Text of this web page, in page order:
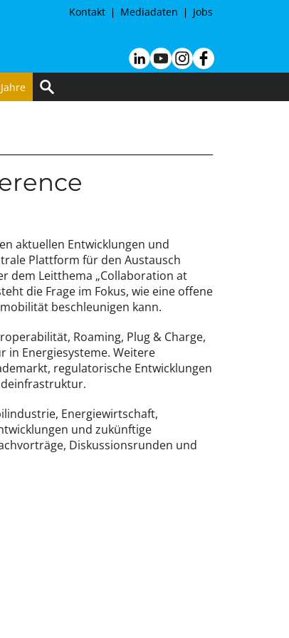
Kontakt Mediadaten Jobs
aktuellen Entwicklungen und
Plattform für den Austausch
dem Leitthema „Collaboration at
die Frage im Fokus, wie eine offene
beschleunigen kann.
Roaming, Plug & Charge,
in Energiesysteme. Weitere
regulatorische Entwicklungen
Energiewirtschaft,
und zukünftige
Diskussionsrunden und